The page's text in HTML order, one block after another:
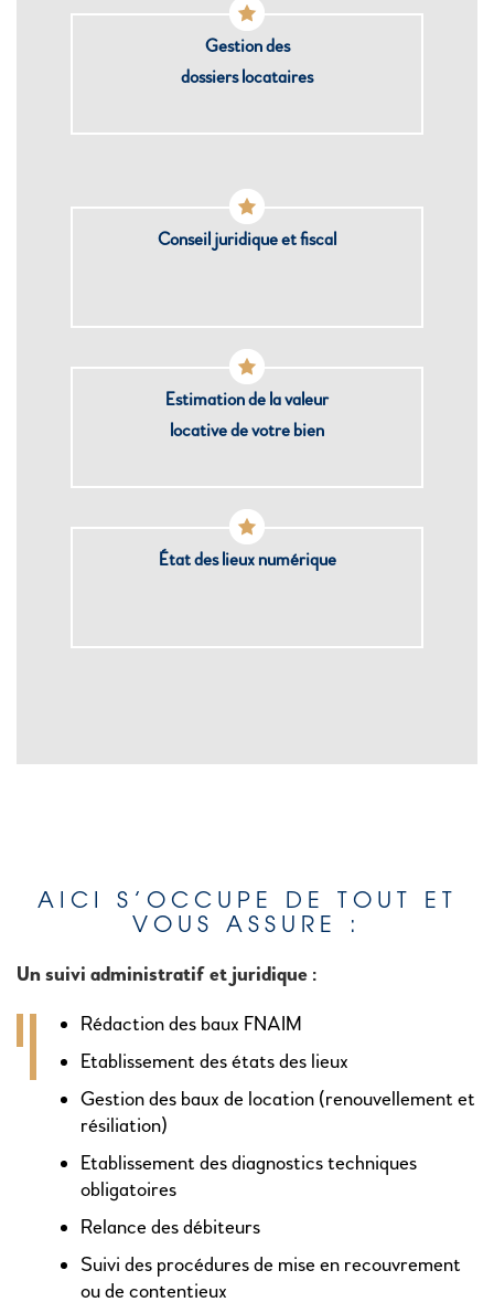
Gestion des
dossiers locataires
Conseil juridique et fiscal
Estimation de la valeur
locative de votre bien
État des lieux numérique
AICI S’OCCUPE DE TOUT ET
VOUS ASSURE :
Un suivi administratif et juridique :
Rédaction des baux FNAIM
Etablissement des états des lieux
Gestion des baux de location (renouvellement et
résiliation)
Etablissement des diagnostics techniques
obligatoires
Relance des débiteurs
Suivi des procédures de mise en recouvrement
ou de contentieux